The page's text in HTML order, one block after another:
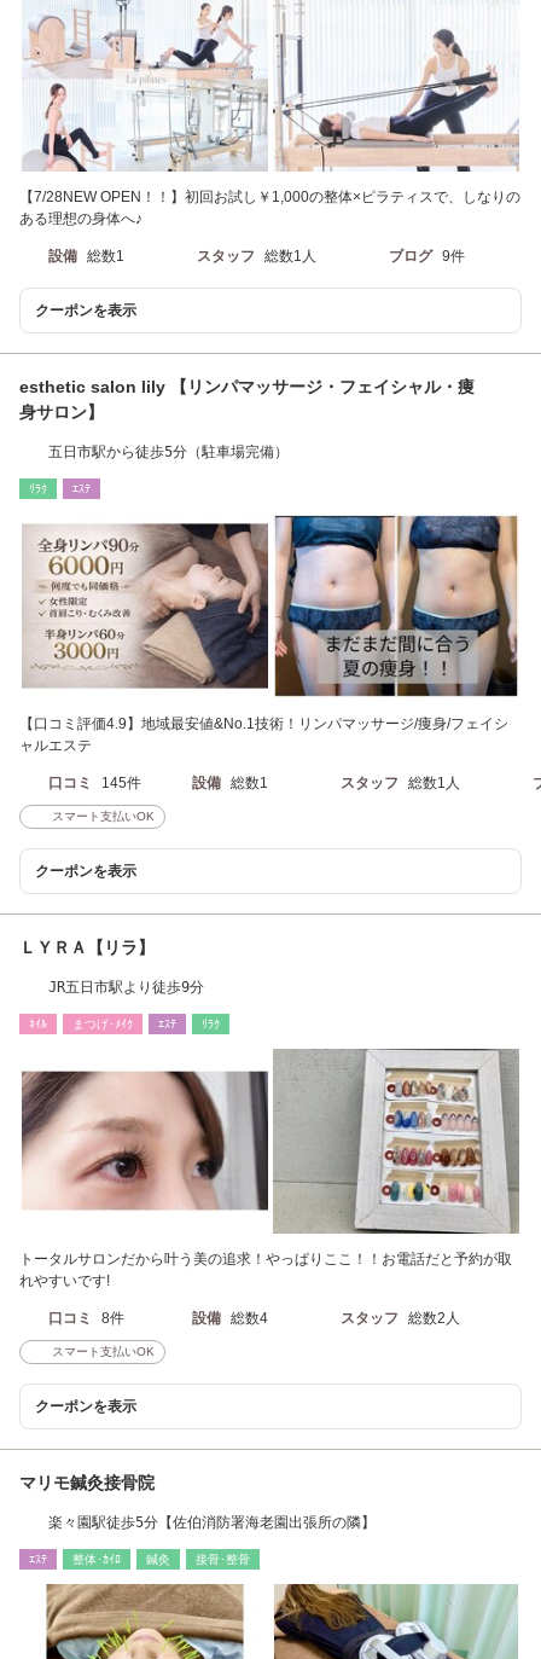
【7/28NEW OPEN！！】初回お試し￥1,000の整体×ピラティスで、しなりの
ある理想の身体へ♪
設備 総数1 スタッフ 総数1人 ブログ 9件
クーポンを表示
esthetic salon lily 【リンパマッサージ・フェイシャル・痩
身サロン】
五日市駅から徒歩5分（駐車場完備）
ﾘﾗｸ ｴｽﾃ
【口コミ評価4.9】地域最安値&No.1技術！リンパマッサージ/痩身/フェイシ
ャルエステ
口コミ 145件 設備 総数1 スタッフ 総数1人
スマート支払いOK
クーポンを表示
ＬＹＲＡ【リラ】
JR五日市駅より徒歩9分
ﾈｲﾙ まつげ･ﾒｲｸ ｴｽﾃ ﾘﾗｸ
トータルサロンだから叶う美の追求！やっぱりここ！！お電話だと予約が取
れやすいです!
口コミ 8件 設備 総数4 スタッフ 総数2人
スマート支払いOK
クーポンを表示
マリモ鍼灸接骨院
楽々園駅徒歩5分【佐伯消防署海老園出張所の隣】
ｴｽﾃ 整体･ｶｲﾛ 鍼灸 接骨･整骨